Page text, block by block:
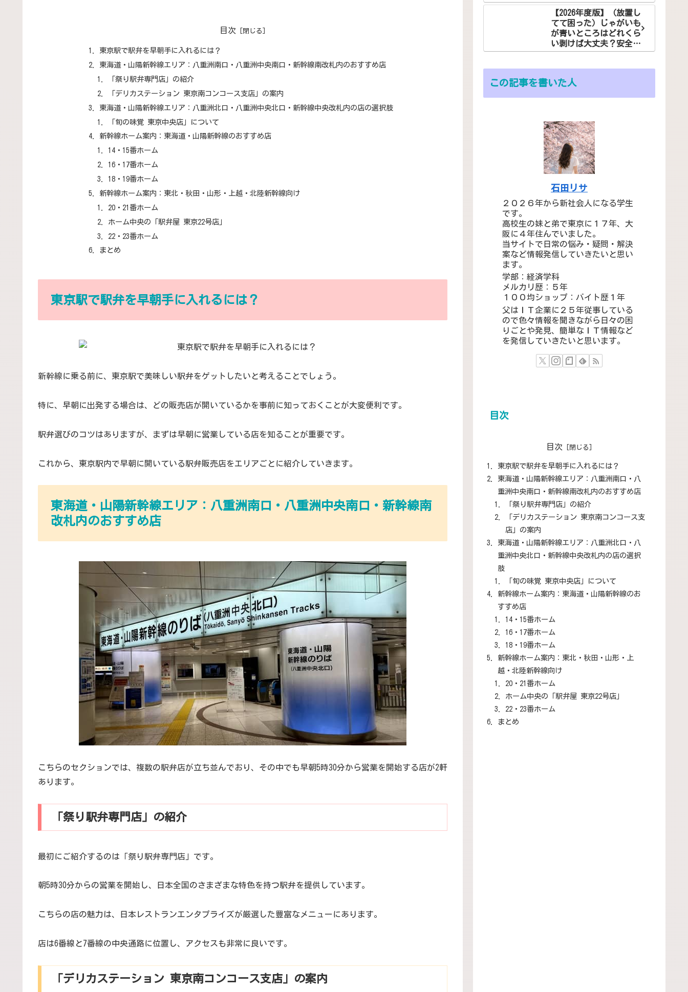
目次
東京駅で駅弁を早朝手に入れるには？
東海道・山陽新幹線エリア：八重洲南口・八重洲中央南口・新幹線南改札内のおすすめ店
「祭り駅弁専門店」の紹介
「デリカステーション 東京南コンコース支店」の案内
東海道・山陽新幹線エリア：八重洲北口・八重洲中央北口・新幹線中央改札内の店の選択肢
「旬の味覚 東京中央店」について
新幹線ホーム案内：東海道・山陽新幹線のおすすめ店
14・15番ホーム
16・17番ホーム
18・19番ホーム
新幹線ホーム案内：東北・秋田・山形・上越・北陸新幹線向け
20・21番ホーム
ホーム中央の「駅弁屋 東京22号店」
22・23番ホーム
まとめ
東京駅で駅弁を早朝手に入れるには？
新幹線に乗る前に、東京駅で美味しい駅弁をゲットしたいと考えることでしょう。
特に、早朝に出発する場合は、どの販売店が開いているかを事前に知っておくことが大変便利です。
駅弁選びのコツはありますが、まずは早朝に営業している店を知ることが重要です。
これから、東京駅内で早朝に開いている駅弁販売店をエリアごとに紹介していきます。
東海道・山陽新幹線エリア：八重洲南口・八重洲中央南口・新幹線南
改札内のおすすめ店
こちらのセクションでは、複数の駅弁店が立ち並んでおり、その中でも早朝5時30分から営業を開始する店が2軒
あります。
「祭り駅弁専門店」の紹介
最初にご紹介するのは「祭り駅弁専門店」です。
朝5時30分からの営業を開始し、日本全国のさまざまな特色を持つ駅弁を提供しています。
こちらの店の魅力は、日本レストランエンタプライズが厳選した豊富なメニューにあります。
店は6番線と7番線の中央通路に位置し、アクセスも非常に良いです。
「デリカステーション 東京南コンコース支店」の案内
コツ
【2026年度版】（放置し
てて困った）じゃがいも
が青いところはどれくら
い剥けば大丈夫？安全な
食べ方でお悩み解決
この記事を書いた人
石田リサ
２０２６年から新社会人になる学生
です。
高校生の妹と弟で東京に１７年、大
阪に４年住んでいました。
当サイトで日常の悩み・疑問・解決
案など情報発信していきたいと思い
ます。
学部：経済学科
メルカリ歴：５年
１００均ショップ：バイト歴１年
父はＩＴ企業に２５年従事している
ので色々情報を聞きながら日々の困
りごとや発見、簡単なＩＴ情報など
を発信していきたいと思います。
目次
目次
東京駅で駅弁を早朝手に入れるには？
東海道・山陽新幹線エリア：八重洲南口・八
重洲中央南口・新幹線南改札内のおすすめ店
「祭り駅弁専門店」の紹介
「デリカステーション 東京南コンコース支
店」の案内
東海道・山陽新幹線エリア：八重洲北口・八
重洲中央北口・新幹線中央改札内の店の選択
肢
「旬の味覚 東京中央店」について
新幹線ホーム案内：東海道・山陽新幹線のお
すすめ店
14・15番ホーム
16・17番ホーム
18・19番ホーム
新幹線ホーム案内：東北・秋田・山形・上
越・北陸新幹線向け
20・21番ホーム
ホーム中央の「駅弁屋 東京22号店」
22・23番ホーム
まとめ